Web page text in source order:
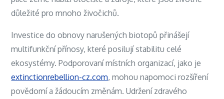
důležité pro mnoho živočichů.
Investice do obnovy narušených biotopů přinášejí
multifunkční přínosy, které posilují stabilitu celé
ekosystémy. Podporovaní místních organizací, jako je
extinctionrebellion-cz.com, mohou napomoci rozšíření
povědomí a žádoucím změnám. Udržení zdravého